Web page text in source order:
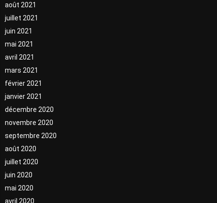
août 2021
juillet 2021
juin 2021
mai 2021
avril 2021
mars 2021
février 2021
janvier 2021
décembre 2020
novembre 2020
septembre 2020
août 2020
juillet 2020
juin 2020
mai 2020
avril 2020